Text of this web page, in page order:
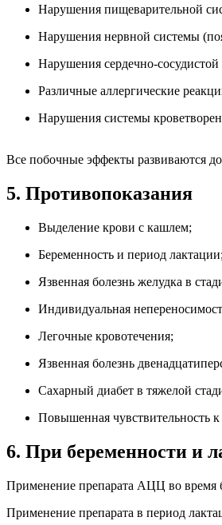
Нарушения пищеварительной
Нарушения нервной системы
Нарушения сердечно-
Различные аллергические
Нарушения системы
Все побочные эффекты развиваются
5. Противопоказания
Выделение крови с кашлем;
Беременность и период лактации;
Язвенная болезнь желудка в
Индивидуальная
Легочные кровотечения;
Язвенная болезнь
Сахарный диабет в тяжелой
Повышенная чувствительность
6. При беременности и
Применение препарата АЦЦ во время
Применение препарата в период